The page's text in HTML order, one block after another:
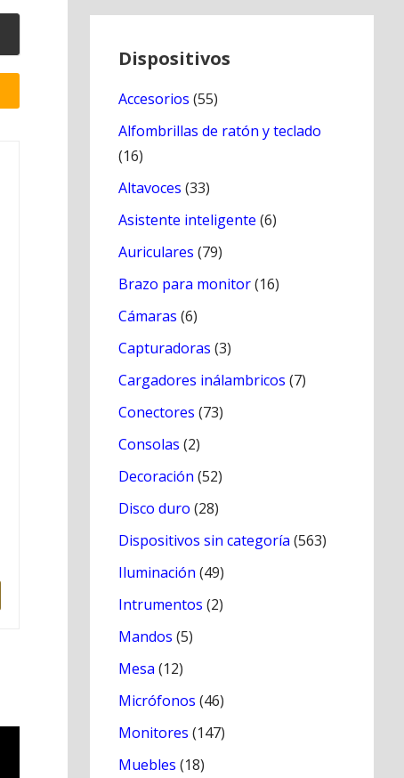
Dispositivos
Accesorios (55)
Alfombrillas de ratón y teclado
(16)
Altavoces (33)
Asistente inteligente (6)
Auriculares (79)
Brazo para monitor(16)
Cámaras (6)
Capturadoras (3)
Cargadores inálambricos (7)
Conectores (73)
Consolas (2)
Decoración (52)
Disco duro (28)
Dispositivos sin categoría (563)
Iluminación (49)
Intrumentos (2)
Mandos (5)
Mesa (12)
Micrófonos (46)
Monitores (147)
Muebles (18)